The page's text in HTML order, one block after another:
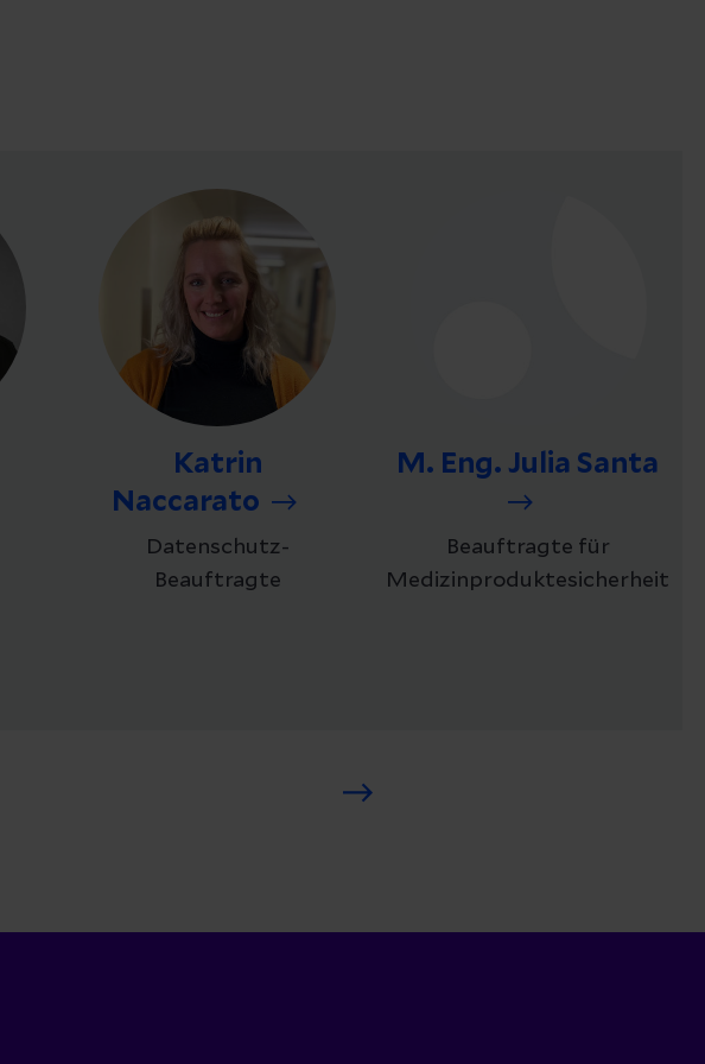
Katrin
Naccarato
Datenschutz-
Beauftragte
M. Eng. Julia Santa
Beauftragte für
Medizinproduktesicherheit